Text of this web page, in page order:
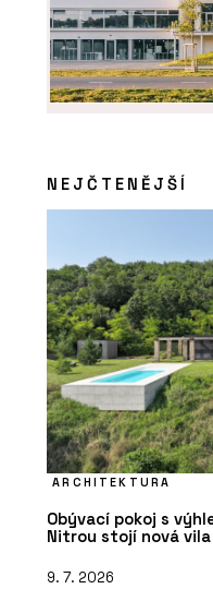
Sklopná
NEJČTENĚJŠÍ
ARCHITEKTURA
Obývací pokoj s
Nitrou stojí nová vila
9. 7. 2026